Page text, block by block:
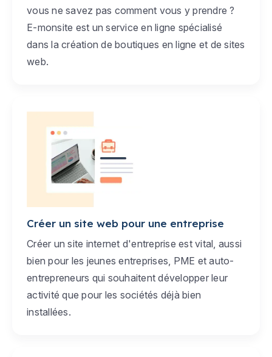
vous ne savez pas comment vous y prendre ?
E-monsite est un service en ligne spécialisé
dans la création de boutiques en ligne et de sites
web.
Créer un site web pour une entreprise
Créer un site internet d'entreprise est vital, aussi
bien pour les jeunes entreprises, PME et auto-
entrepreneurs qui souhaitent développer leur
activité que pour les sociétés déjà bien
installées.